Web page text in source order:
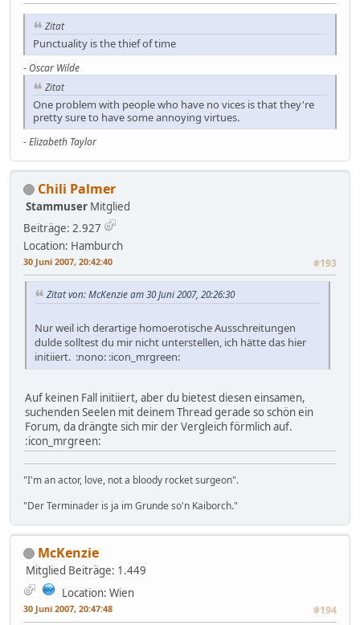
Zitat
Punctuality is the thief of time
- Oscar Wilde
Zitat
One problem with people who have no vices is that they're
pretty sure to have some annoying virtues.
-Elizabeth Taylor
Chili Palmer
Stammuser Mitglied
Beiträge: 2.927
Location: Hamburch
30 Juni 2007, 20:42:40 #193
Zitat von: McKenzie am 30 Juni 2007, 20:26:30
Nur weil ich derartige homoerotische Ausschreitungen
dulde solltest du mir nicht unterstellen, ich hätte das hier
initiiert. :nono: :icon_mrgreen:
Auf keinen Fall initiiert, aber du bietest diesen einsamen,
suchenden Seelen mit deinem Thread gerade so schön ein
Forum, da drängte sich mir der Vergleich förmlich auf.
:icon_mrgreen:
"I'm an actor, love, not a bloody rocket surgeon".
"Der Terminader is ja im Grunde so'n Kaiborch."
McKenzie
Mitglied Beiträge: 1.449
Location: Wien
30 Juni 2007, 20:47:48 #194